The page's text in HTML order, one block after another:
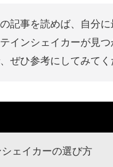
記事を読めば、自分
インシェイカーが見
ぜひ参考にしてみてく
ェイカーの選び方